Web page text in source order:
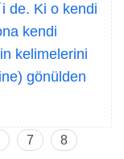
de. Ki o kendi
kendi
kelimelerini
gönülden
7
8